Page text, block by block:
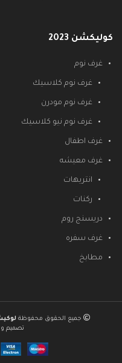
كوليكشن 2023
غرف نوم
غرف نوم كلاسيك
غرف نوم مودرن
غرف نوم نيو كلاسيك
غرف اطفال
غرف معيشه
انتريهات
ركنات
دريسنج روم
غرف سفره
مطابخ
جميع الحقوق محفوظة
تصميم و